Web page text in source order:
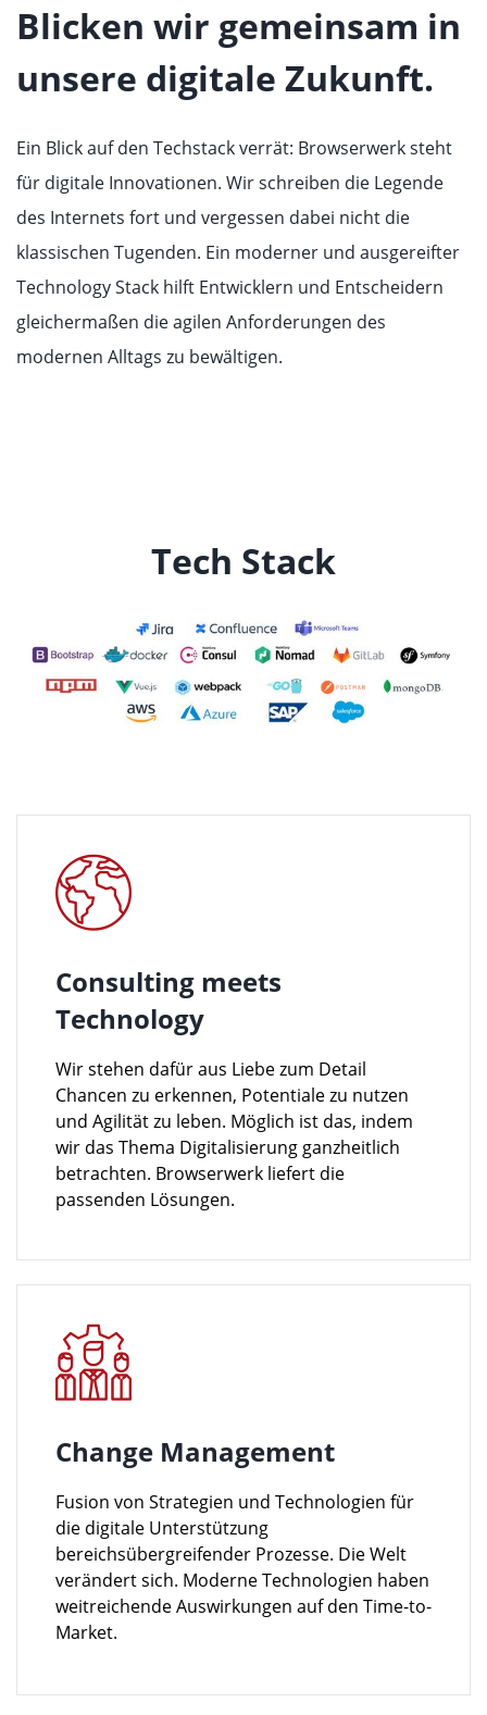
Blicken wir gemeinsam in
unsere digitale Zukunft.
Ein Blick auf den Techstack verrät: Browserwerk steht
für digitale Innovationen. Wir schreiben die Legende
des Internets fort und vergessen dabei nicht die
klassischen Tugenden. Ein moderner und ausgereifter
Technology Stack hilft Entwicklern und Entscheidern
gleichermaßen die agilen Anforderungen des
modernen Alltags zu bewältigen.
Tech Stack
Consulting meets
Technology
Wir stehen dafür aus Liebe zum Detail
Chancen zu erkennen, Potentiale zu nutzen
und Agilität zu leben. Möglich ist das, indem
wir das Thema Digitalisierung ganzheitlich
betrachten. Browserwerk liefert die
passenden Lösungen.
Change Management
Fusion von Strategien und Technologien für
die digitale Unterstützung
bereichsübergreifender Prozesse. Die Welt
verändert sich. Moderne Technologien haben
weitreichende Auswirkungen auf den Time-to-
Market.